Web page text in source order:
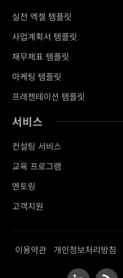
실전 엑셀 템플릿
사업계획서 템플릿
재무제표 템플릿
마케팅 템플릿
프레젠테이션 템플릿
서비스
컨설팅 서비스
교육 프로그램
멘토링
고객지원
이용약관 개인정보처리방침